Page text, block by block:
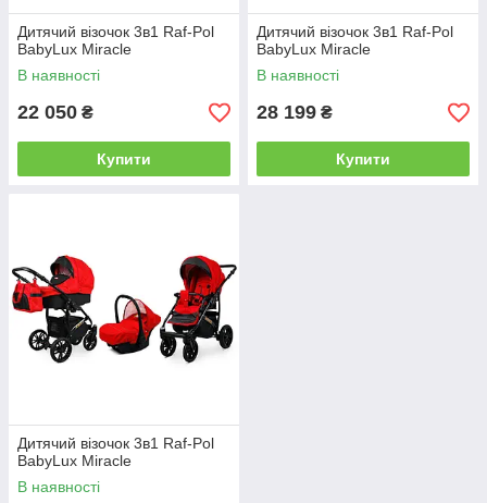
Дитячий візочок 3в1 Raf-Pol
BabyLux Miracle
В наявності
22 050 ₴
Купити
Дитячий візочок 3в1 Raf-Pol
BabyLux Miracle
В наявності
28 199 ₴
Купити
Дитячий візочок 3в1 Raf-Pol
BabyLux Miracle
В наявності